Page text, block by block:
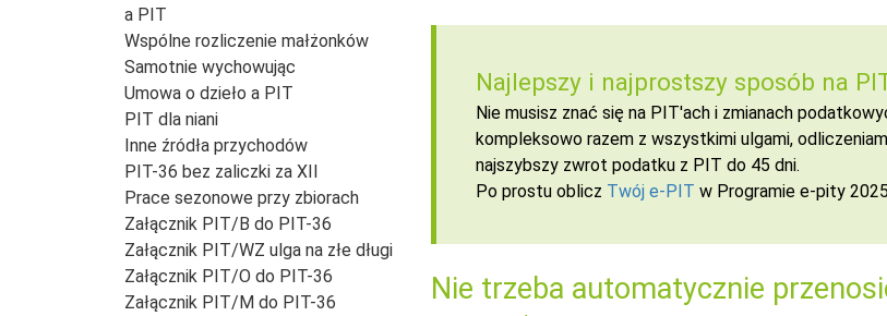
a PIT
Wspólne rozliczenie małżonków
Samotnie wychowując
Umowa o dzieło a PIT
PIT dla niani
Inne źródła przychodów
PIT-36 bez zaliczki za XII
Prace sezonowe przy zbiorach
Załącznik PIT/B do PIT-36
Załącznik PIT/WZ ulga na złe długi
Załącznik PIT/O do PIT-36
Załącznik PIT/M do PIT-36
Najlepszy i najprostszy sposób na
Nie musisz znać się na PIT'ach i zmianach
kompleksowo razem z wszystkimi ulgami,
najszybszy zwrot podatku z PIT do 45 dni.
Po prostu oblicz Twój e-PIT w Programie e-pity
Nie trzeba automatycznie